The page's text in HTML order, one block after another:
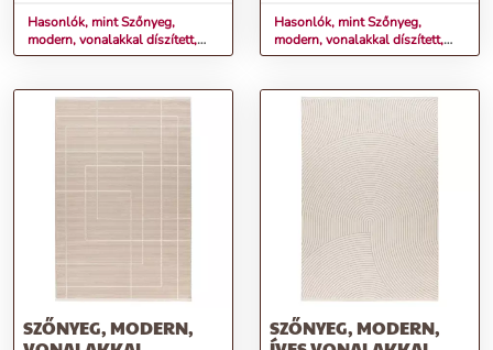
Hasonlók, mint Szőnyeg,
modern, vonalakkal díszített,
bézs, 120x170 cm - LA PLAINE
Hasonlók, mint Szőnyeg,
modern, vonalakkal díszített,
bézs, 160x230 cm - LA PLAINE
SZŐNYEG, MODERN,
SZŐNYEG, MODERN,